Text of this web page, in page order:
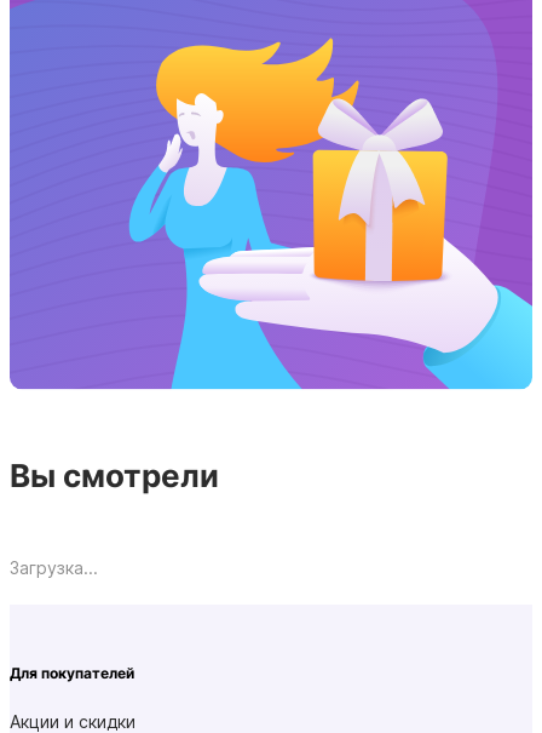
Вы смотрели
Загрузка...
Для покупателей
Акции и скидки